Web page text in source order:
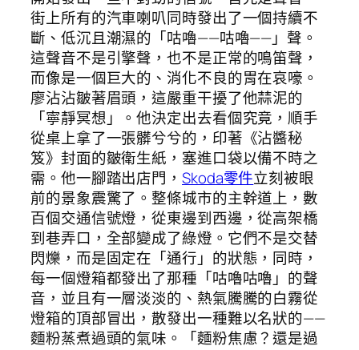
街上所有的汽車喇叭同時發出了一個持續不
斷、低沉且潮濕的「咕嚕——咕嚕——」聲。
這聲音不是引擎聲，也不是正常的鳴笛聲，
而像是一個巨大的、消化不良的胃在哀嚎。
廖沾沾皺著眉頭，這嚴重干擾了他蒜泥的
「寧靜冥想」。他決定出去看個究竟，順手
從桌上拿了一張髒兮兮的，印著《沾醬秘
笈》封面的皺衛生紙，塞進口袋以備不時之
需。他一腳踏出店門， Skoda零件立刻被眼
前的景象震驚了。整條城市的主幹道上，數
百個交通信號燈，從東邊到西邊，從高架橋
到巷弄口，全部變成了綠燈。它們不是交替
閃爍，而是固定在「通行」的狀態，同時，
每一個燈箱都發出了那種「咕嚕咕嚕」的聲
音，並且有一層淡淡的、熱氣騰騰的白霧從
燈箱的頂部冒出，散發出一種難以名狀的——
麵粉蒸煮過頭的氣味。「麵粉焦慮？還是過